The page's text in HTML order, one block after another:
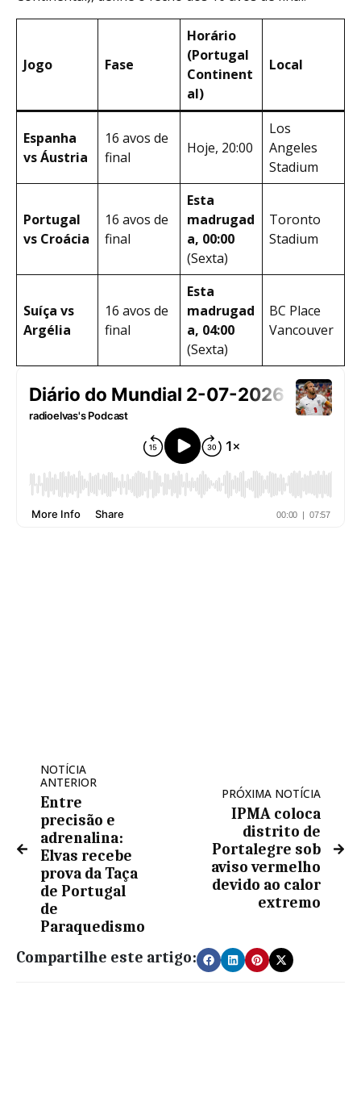
Jogo Fase
Horário
(Portugal
Continent
al)
Local
Espanha
vs Áustria
16 avos de
final
Hoje, 20:00
Los
Angeles
Stadium
Portugal
vs Croácia
16 avos de
final
Esta
madrugad
a, 00:00
(Sexta)
Toronto
Stadium
Suíça vs
Argélia
16 avos de
final
Esta
madrugad
a, 04:00
(Sexta)
BC Place
Vancouver
NOTÍCIA
ANTERIOR
Entre
precisão e
adrenalina:
Elvas recebe
prova da Taça
de Portugal
de
Paraquedismo
PRÓXIMA NOTÍCIA
IPMA coloca
distrito de
Portalegre sob
aviso vermelho
devido ao calor
extremo
Compartilhe este artigo: